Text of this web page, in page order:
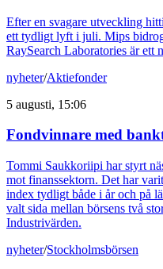
Efter en svagare utveckling
ett tydligt lyft i juli. Mips
RaySearch Laboratories är ett
nyheter/Aktiefonder
5 augusti, 15:06
Fondvinnare med
Tommi Saukkoriipi har styrt
mot finanssektorn. Det har
index tydligt både i år och på
valt sida mellan börsens två
Industrivärden.
nyheter/Stockholmsbörsen